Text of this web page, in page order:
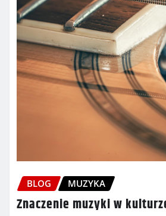
BLOG MUZYKA
Znaczenie muzyki w